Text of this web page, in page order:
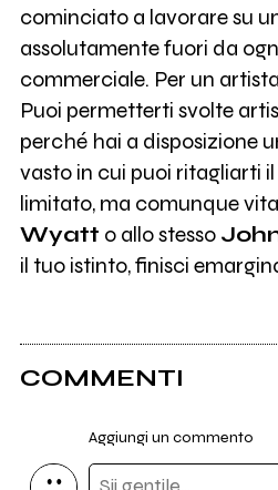
cominciato a lavorare su
assolutamente fuori da
commerciale. Per un
Puoi permetterti svolte
perché hai a disposizione
vasto in cui puoi ritagliarti
limitato, ma comunque
Wyatt o allo stesso
il tuo istinto, finisci
COMMENTI
Aggiungi un commento